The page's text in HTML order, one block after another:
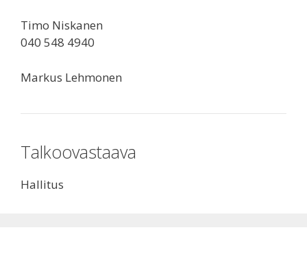
Timo Niskanen
040 548 4940
Markus Lehmonen
Talkoovastaava
Hallitus